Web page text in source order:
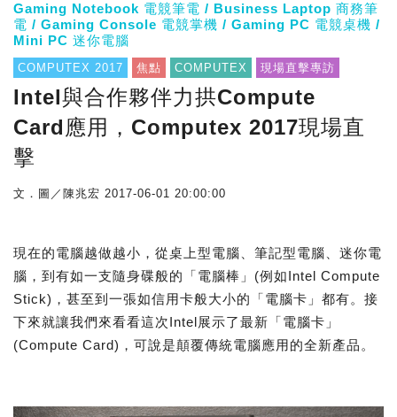
Gaming Notebook 電競筆電 / Business Laptop 商務筆
電 / Gaming Console 電競掌機 / Gaming PC 電競桌機 /
Mini PC 迷你電腦
COMPUTEX 2017 焦點 COMPUTEX 現場直擊專訪
Intel與合作夥伴力拱Compute
Card應用，Computex 2017現場直
擊
文．圖／陳兆宏 2017-06-01 20:00:00
現在的電腦越做越小，從桌上型電腦、筆記型電腦、迷你電
腦，到有如一支隨身碟般的「電腦棒」(例如Intel Compute
Stick)，甚至到一張如信用卡般大小的「電腦卡」都有。接
下來就讓我們來看看這次Intel展示了最新「電腦卡」
(Compute Card)，可說是顛覆傳統電腦應用的全新產品。